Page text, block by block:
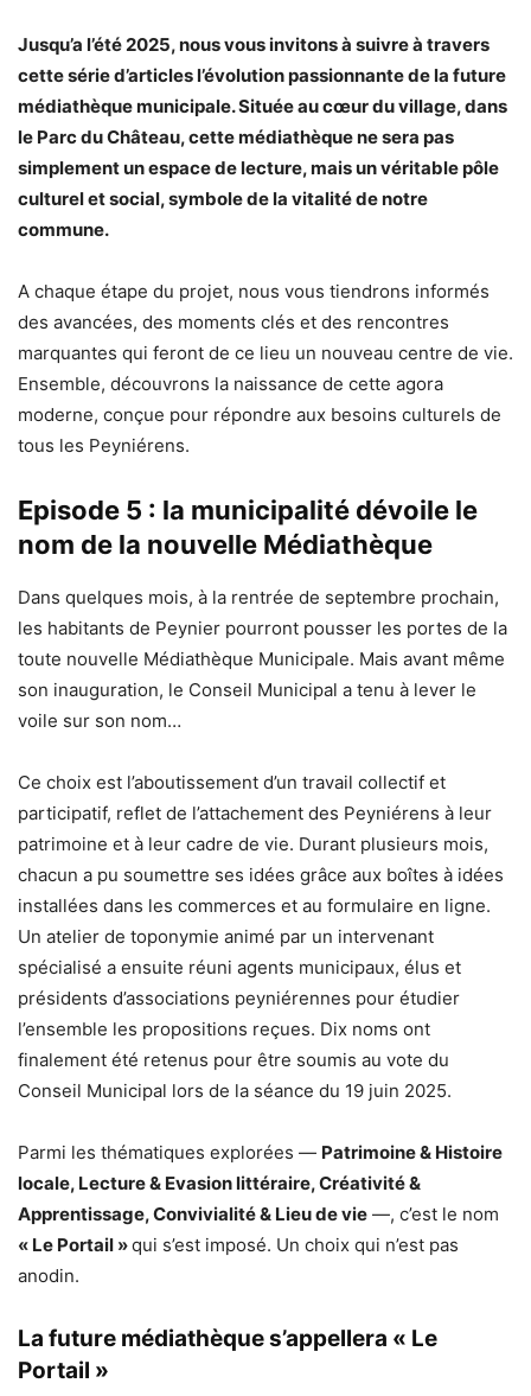
Jusqu’a l’été 2025, nous vous invitons à suivre à travers
cette série d’articles l’évolution passionnante de la future
médiathèque municipale. Située au cœur du village, dans
le Parc du Château, cette médiathèque ne sera pas
simplement un espace de lecture, mais un véritable pôle
culturel et social, symbole de la vitalité de notre
commune.
A chaque étape du projet, nous vous tiendrons informés
des avancées, des moments clés et des rencontres
marquantes qui feront de ce lieu un nouveau centre de vie.
Ensemble, découvrons la naissance de cette agora
moderne, conçue pour répondre aux besoins culturels de
tous les Peyniérens.
Episode 5 : la municipalité dévoile le
nom de la nouvelle Médiathèque
Dans quelques mois, à la rentrée de septembre prochain,
les habitants de Peynier pourront pousser les portes de la
toute nouvelle Médiathèque Municipale. Mais avant même
son inauguration, le Conseil Municipal a tenu à lever le
voile sur son nom…
Ce choix est l’aboutissement d’un travail collectif et
participatif, reflet de l’attachement des Peyniérens à leur
patrimoine et à leur cadre de vie. Durant plusieurs mois,
chacun a pu soumettre ses idées grâce aux boîtes à idées
installées dans les commerces et au formulaire en ligne.
Un atelier de toponymie animé par un intervenant
spécialisé a ensuite réuni agents municipaux, élus et
présidents d’associations peyniérennes pour étudier
l’ensemble les propositions reçues. Dix noms ont
finalement été retenus pour être soumis au vote du
Conseil Municipal lors de la séance du 19 juin 2025.
Parmi les thématiques explorées — Patrimoine & Histoire
locale, Lecture & Evasion littéraire, Créativité &
Apprentissage, Convivialité & Lieu de vie —, c’est le nom
« Le Portail »qui s’est imposé. Un choix qui n’est pas
anodin.
La future médiathèque s’appellera « Le
Portail »